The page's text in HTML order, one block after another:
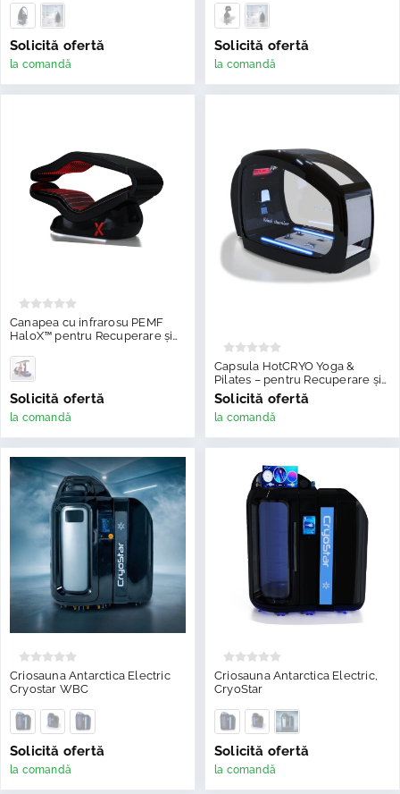
Solicită ofertă
la comandă
Solicită ofertă
la comandă
Canapea cu infrarosu PEMF
HaloX™ pentru Recuperare și
Solicită ofertă
la comandă
Capsula HotCRYO Yoga &
Pilates – pentru Recuperare și
Wellness
Solicită ofertă
la comandă
Criosauna Antarctica Electric
Cryostar WBC
Solicită ofertă
la comandă
Criosauna Antarctica Electric,
CryoStar
Solicită ofertă
la comandă